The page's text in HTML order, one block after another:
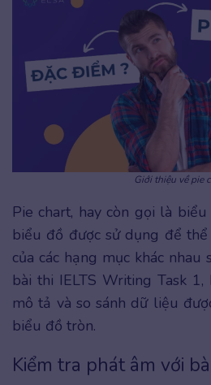
Giới thiệu về pie
Pie chart, hay còn gọi là
biểu đồ được sử dụng để
của các hạng mục khác nhau
bài thi IELTS Writing Task
mô tả và so sánh dữ liệu
biểu đồ tròn.
Kiểm tra phát âm với